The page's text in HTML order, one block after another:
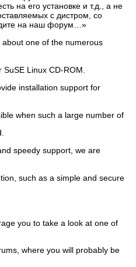
на его установке и т.д., а не
с дистром, со
на наш форум…»
one of the numerous
Linux CD-ROM.
installation support for
when such a large number of
speedy support, we are
such as a simple and secure
you to take a look at one of
where you will probably be